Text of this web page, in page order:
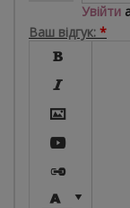
Увійти
Ваш відгук: *






